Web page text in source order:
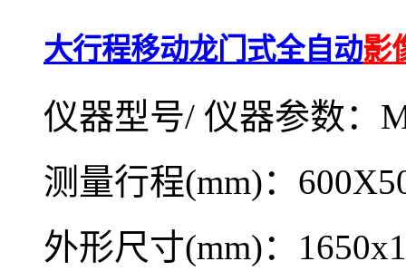
大行程移动龙门式全自动影
仪器型号/ 仪器参数：
测量行程(mm)：
外形尺寸(mm)：